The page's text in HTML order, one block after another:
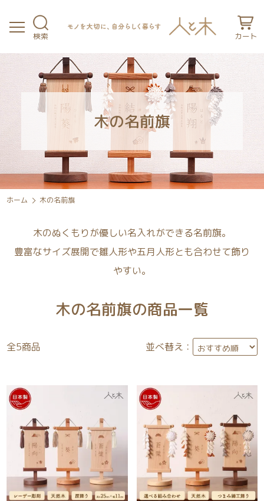
検索 カート
木の名前旗
ホーム 木の名前旗
木のぬくもりが優しい名入れができる名前旗。
豊富なサイズ展開で雛人形や五月人形とも合わせて飾り
やすい。
木の名前旗の商品一覧
全5商品 並べ替え：